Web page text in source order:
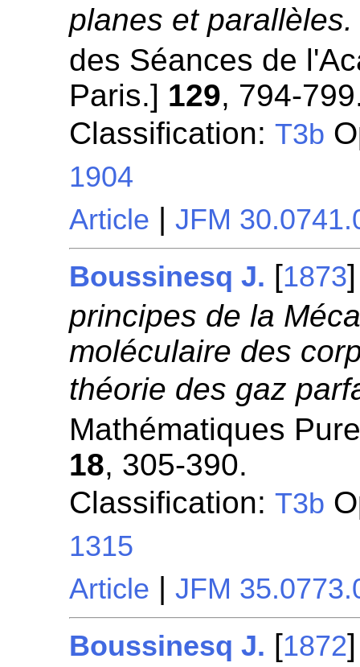
planes et parallèles.
des Séances de
Paris.] 129, 794-
Classification:T3b
1904
Article |JFM
Boussinesq J. [1873
principes de la
moléculaire des
théorie des gaz
Mathématiques
18, 305-390.
Classification:T3b
1315
Article |JFM
Boussinesq J. [1872